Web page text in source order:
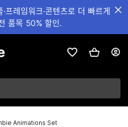
프레임워크·콘텐츠로 더 빠르게
품목 50% 할인.
Animations Set